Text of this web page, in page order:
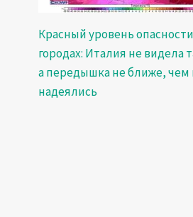
Красный уровень опасности
городах: Италия не видела
а передышка не ближе,
надеялись